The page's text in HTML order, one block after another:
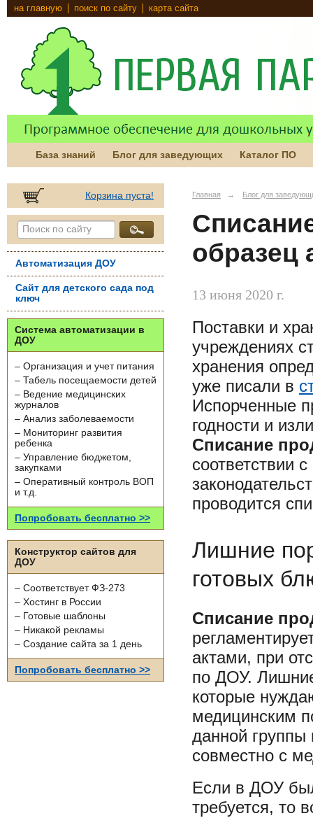
на главную поиск по сайту карта сайта
База знаний Блог для заведующих Каталог ПО
Корзина пуста!
Автоматизация ДОУ
Сайт для детского сада под
ключ
Система автоматизации в
ДОУ
– Организация и учет питания
– Табель посещаемости детей
– Ведение медицинских
журналов
– Анализ заболеваемости
– Мониторинг развития
ребенка
– Управление бюджетом,
закупками
– Оперативный контроль ВОП
и т.д.
Попробовать бесплатно >>
Конструктор сайтов для
ДОУ
– Соответствует ФЗ-273
– Хостинг в России
– Готовые шаблоны
– Никакой рекламы
– Создание сайта за 1 день
Попробовать бесплатно >>
Главная → Блог для
образец
13 июня 2020 г.
Поставки и
учреждениях
хранения
уже писали в
Испорченные
годности и
Списание
соответствии
проводится
Лишние
готовых
Списание
актами, при
по ДОУ.
которые
медицинским
данной
совместно с
Если в ДОУ
требуется, то